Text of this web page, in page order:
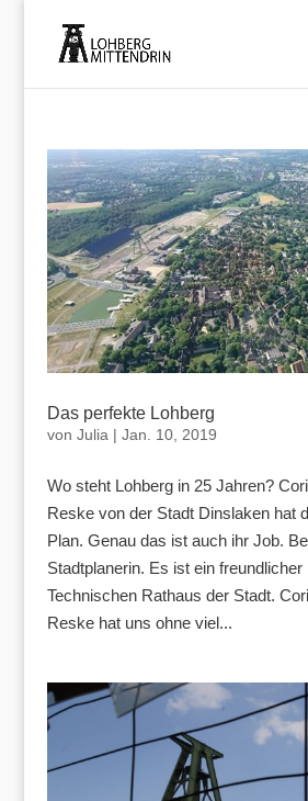
Das perfekte Lohberg
von Julia| Jan. 10, 2019
Wo steht Lohberg in 25 Jahren?
Reske von der Stadt Dinslaken hat
Plan. Genau das ist auch ihr Job.
Stadtplanerin. Es ist ein freundlicher
Technischen Rathaus der Stadt.
Reske hat uns ohne viel...